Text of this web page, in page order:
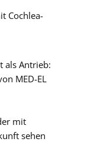
Cochlea-
als Antrieb:
MED-EL
mit
sehen